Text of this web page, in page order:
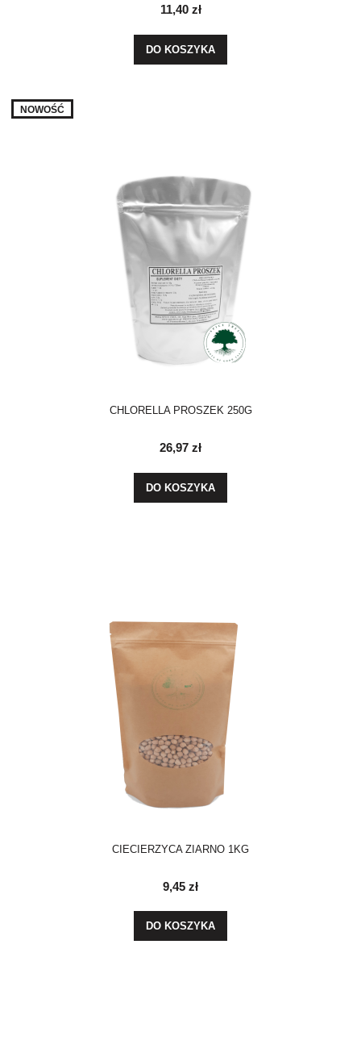
11,40 zł
DO KOSZYKA
CHLORELLA PROSZEK 250G
26,97 zł
DO KOSZYKA
NOWOŚĆ
CIECIERZYCA ZIARNO 1KG
9,45 zł
DO KOSZYKA